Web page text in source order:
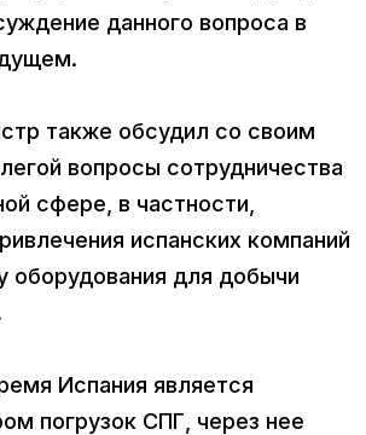
данного вопроса в
также обсудил со своим
вопросы сотрудничества
сфере, в частности,
испанских компаний
оборудования для добычи
Испания является
погрузок СПГ, через нее